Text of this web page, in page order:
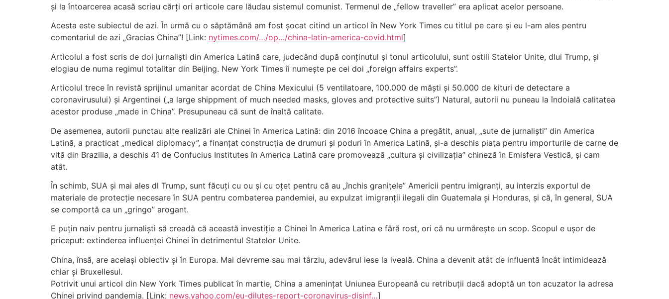
și la întoarcerea acasă scriau cărți ori articole care lăudau sistemul comunist. Termenul de „fellow traveller” era aplicat acelor persoane.
Acesta este subiectul de azi. În urmă cu o săptămână am fost șocat citind un articol în New York Times cu titlul pe care și eu l-am ales pentru
comentariul de azi „Gracias China”! [Link: nytimes.com/…/op…/china-latin-america-covid.html]
Articolul a fost scris de doi jurnaliști din America Latină care, judecând după conținutul și tonul articolului, sunt ostili Statelor Unite, dlui Trump, și
elogiau de numa regimul totalitar din Beijing. New York Times îi numește pe cei doi „foreign affairs experts”.
Articolul trece în revistă sprijinul umanitar acordat de China Mexicului (5 ventilatoare, 100.000 de măști și 50.000 de kituri de detectare a
coronavirusului) și Argentinei („a large shippment of much needed masks, gloves and protective suits”) Natural, autorii nu puneau la îndoială calitatea
acestor produse „made in China”. Presupuneau că sunt de înaltă calitate.
De asemenea, autorii punctau alte realizări ale Chinei în America Latină: din 2016 încoace China a pregătit, anual, „sute de jurnaliști” din America
Latină, a practicat „medical diplomacy”, a finanțat construcția de drumuri și poduri în America Latină, și-a deschis piața pentru importurile de carne de
vită din Brazilia, a deschis 41 de Confucius Institutes în America Latină care promovează „cultura și civilizația” chineză în Emisfera Vestică, și cam
atât.
În schimb, SUA și mai ales dl Trump, sunt făcuți cu ou și cu oțet pentru că au „închis granițele” Americii pentru imigranți, au interzis exportul de
materiale de protecție necesare în SUA pentru combaterea pandemiei, au expulzat imigranții ilegali din Guatemala și Honduras, și că, în general, SUA
se comportă ca un „gringo” arogant.
E puțin naiv pentru jurnaliști să creadă că această investiție a Chinei în America Latina e fără rost, ori că nu urmărește un scop. Scopul e ușor de
priceput: extinderea influenței Chinei în detrimentul Statelor Unite.
China, însă, are același obiectiv și în Europa. Mai devreme sau mai târziu, adevărul iese la iveală. China a devenit atât de influentă încât intimidează
chiar și Bruxellesul.
Potrivit unui articol din New York Times publicat în martie, China a amenințat Uniunea Europeană cu retribuții dacă adoptă un ton acuzator la adresa
Chinei privind pandemia. [Link: news.yahoo.com/eu-dilutes-report-coronavirus-disinf…]